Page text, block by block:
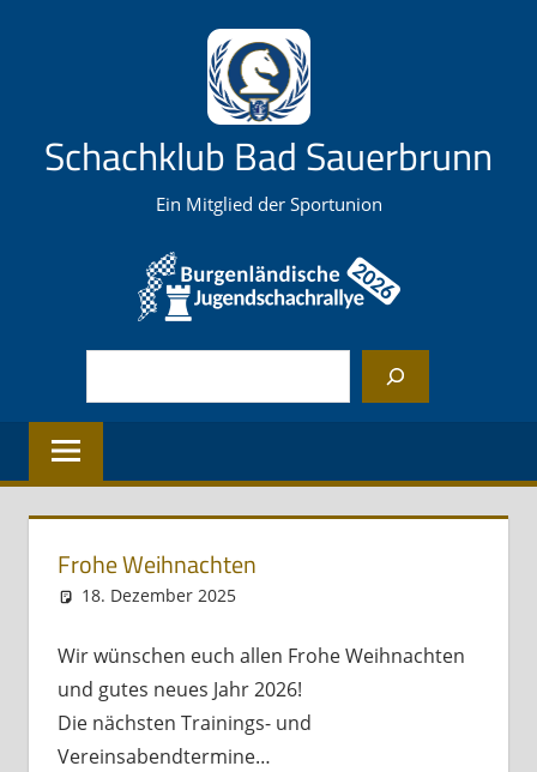
Schachklub Bad Sauerbrunn
Ein Mitglied der Sportunion
Frohe Weihnachten
18. Dezember 2025
Wir wünschen euch allen Frohe Weihnachten
und gutes neues Jahr 2026!
Die nächsten Trainings- und
Vereinsabendtermine…